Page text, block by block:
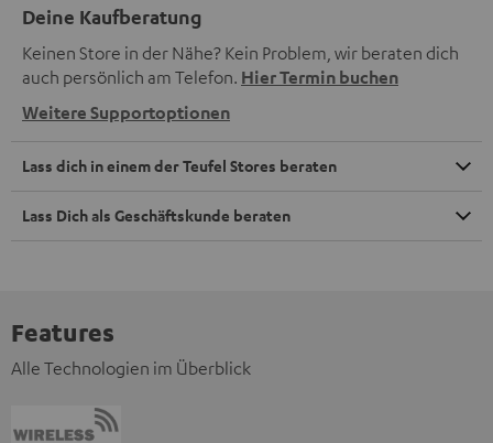
Deine Kaufberatung
Keinen Store in der Nähe? Kein Problem, wir beraten dich
auch persönlich am Telefon. Hier Termin buchen
Weitere Supportoptionen
Lass dich in einem der Teufel Stores beraten
Lass Dich als Geschäftskunde beraten
Features
Alle Technologien im Überblick